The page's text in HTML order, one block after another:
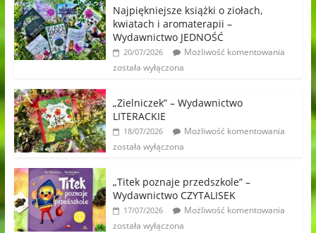
Najpiękniejsze książki o ziołach,
kwiatach i aromaterapii –
Wydawnictwo JEDNOŚĆ
20/07/2026
Możliwość komentowania
została wyłączona
„Zielniczek” – Wydawnictwo
LITERACKIE
18/07/2026
Możliwość komentowania
została wyłączona
„Titek poznaje przedszkole” –
Wydawnictwo CZYTALISEK
17/07/2026
Możliwość komentowania
została wyłączona